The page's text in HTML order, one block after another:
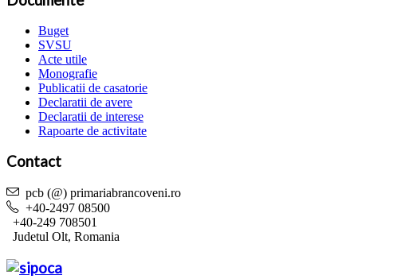
Buget
SVSU
Acte utile
Monografie
Publicatii de casatorie
Declaratii de avere
Declaratii de interese
Rapoarte de activitate
Contact
pcb (@) primariabrancoveni.ro
+40-2497 08500
+40-249 708501
Judetul Olt, Romania